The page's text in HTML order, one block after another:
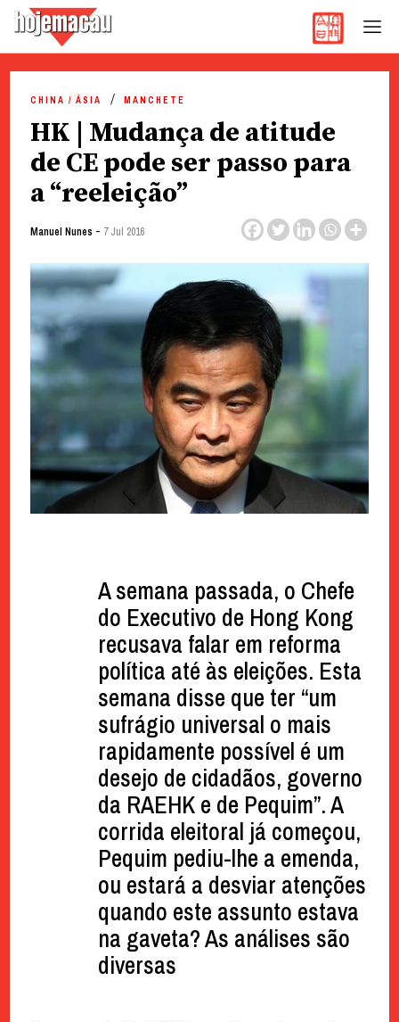
content
CHINA / ÁSIA MANCHETE
HK | Mudança de atitude
de CE pode ser passo para
a “reeleição”
Manuel Nunes - 7 Jul 2016
A semana passada, o Chefe
do Executivo de Hong Kong
recusava falar em reforma
política até às eleições. Esta
semana disse que ter “um
sufrágio universal o mais
rapidamente possível é um
desejo de cidadãos, governo
da RAEHK e de Pequim”. A
corrida eleitoral já começou,
Pequim pediu-lhe a emenda,
ou estará a desviar atenções
quando este assunto estava
na gaveta? As análises são
diversas